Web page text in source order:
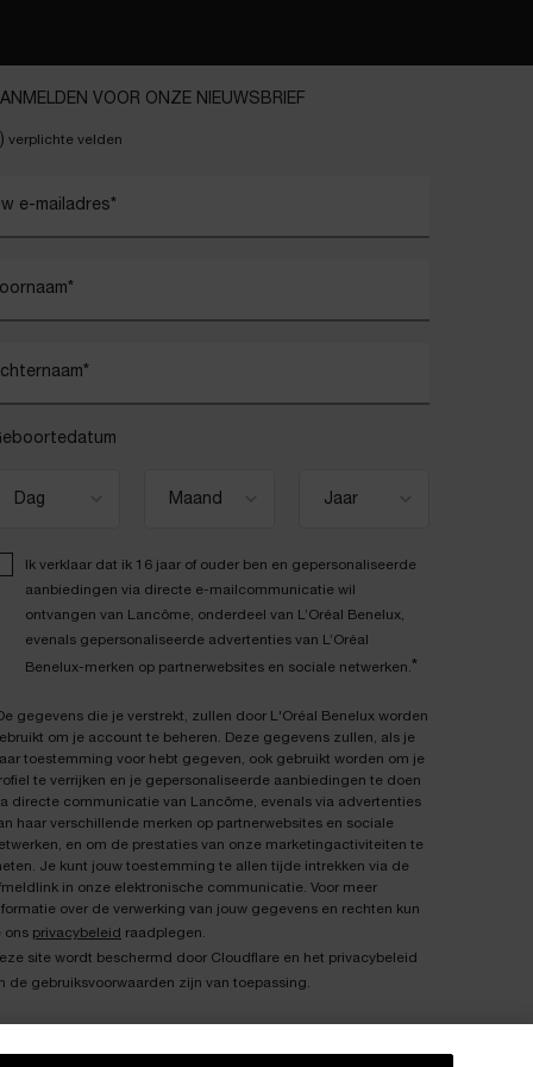
VOOR ONZE NIEUWSBRIEF
verplichte velden
e-mailadres*
*
*
Ik verklaar dat ik 16 jaar of ouder ben en gepersonaliseerde
aanbiedingen via directe e-mailcommunicatie wil
ontvangen van Lancôme, onderdeel van L’Oréal Benelux,
evenals gepersonaliseerde advertenties van L’Oréal
Benelux-merken op partnerwebsites en sociale netwerken. *
gegevens die je verstrekt, zullen door L'Oréal Benelux worden
om je account te beheren. Deze gegevens zullen, als je
toestemming voor hebt gegeven, ook gebruikt worden om je
te verrijken en je gepersonaliseerde aanbiedingen te doen
directe communicatie van Lancôme, evenals via advertenties
haar verschillende merken op partnerwebsites en sociale
en om de prestaties van onze marketingactiviteiten te
Je kunt jouw toestemming te allen tijde intrekken via de
in onze elektronische communicatie. Voor meer
over de verwerking van jouw gegevens en rechten kun
ons privacybeleid raadplegen.
site wordt beschermd door Cloudflare en het privacybeleid
de gebruiksvoorwaarden zijn van toepassing.